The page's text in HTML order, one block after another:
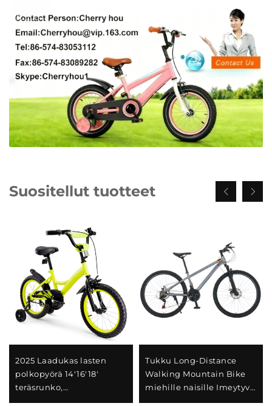
Suositellut tuotteet
2025 Laadukas lasten
polkopyörä 14'16'18'
teräsrunko,
Tukku Long-Distance
Walking Mountain Bike
miehille naisille Imeytyvä